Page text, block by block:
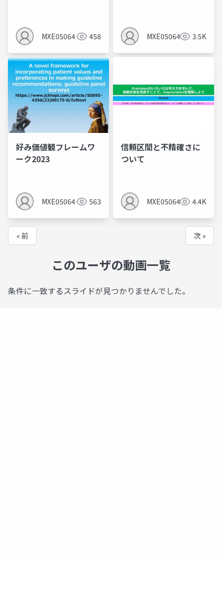
MXE05064 458 MXE05064 3.5K
好み価値観フレームワ
ーク2023
MXE05064 563
信頼区間と不精確さに
ついて
MXE05064 4.4K
« 前 次 »
このユーザの動画一覧
条件に一致するスライドが見つかりませんでした。